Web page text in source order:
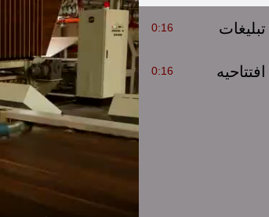
تبلیغات 0:16
افتتاحیه 0:16